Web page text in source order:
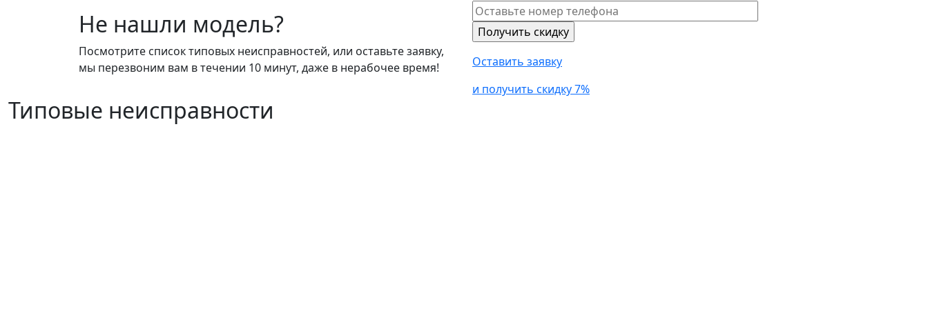
Не нашли модель?
Посмотрите список типовых неисправностей, или оставьте заявку,
мы перезвоним вам в течении 10 минут, даже в нерабочее время!
Оставить заявку
и получить скидку 7%
Типовые неисправности